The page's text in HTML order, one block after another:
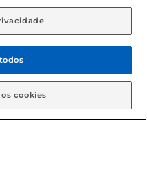
as compras on-line é de
os direitos
cookies